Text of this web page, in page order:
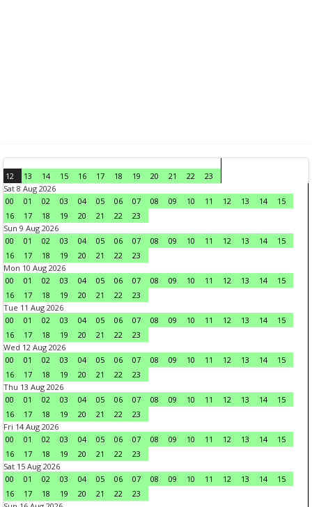
12 13 14 15 16 17 18 19 20 21 22
23
Sat 8 Aug 2026
00
01 02 03 04 05 06 07 08 09 10 11 12 13 14
15
16
17 18 19 20 21 22
23
Sun 9 Aug 2026
00
01 02 03 04 05 06 07 08 09 10 11 12 13 14
15
16
17 18 19 20 21 22
23
Mon 10 Aug 2026
00
01 02 03 04 05 06 07 08 09 10 11 12 13 14
15
16
17 18 19 20 21 22
23
Tue 11 Aug 2026
00
01 02 03 04 05 06 07 08 09 10 11 12 13 14
15
16
17 18 19 20 21 22
23
Wed 12 Aug 2026
00
01 02 03 04 05 06 07 08 09 10 11 12 13 14
15
16
17 18 19 20 21 22
23
Thu 13 Aug 2026
00
01 02 03 04 05 06 07 08 09 10 11 12 13 14
15
16
17 18 19 20 21 22
23
Fri 14 Aug 2026
00
01 02 03 04 05 06 07 08 09 10 11 12 13 14
15
16
17 18 19 20 21 22
23
Sat 15 Aug 2026
00
01 02 03 04 05 06 07 08 09 10 11 12 13 14
15
16
17 18 19 20 21 22
23